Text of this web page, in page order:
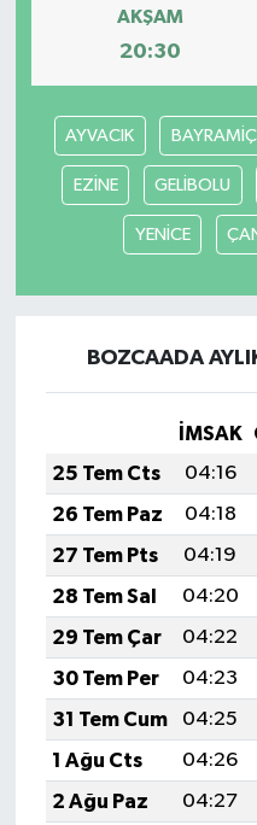
AKŞAM
20:30
AYVACIK BAYRAMİÇ
EZİNE GELİBOLU
YENİCE
BOZCAADA
İMSAK
25 Tem Cts
04:16
26 Tem Paz
04:18
27 Tem Pts
04:19
28 Tem Sal
04:20
29 Tem Çar
04:22
30 Tem Per
04:23
31 Tem Cum
04:25
1 Ağu Cts
04:26
2 Ağu Paz
04:27
Son Dakika
Yerel
AboneHaber Özel